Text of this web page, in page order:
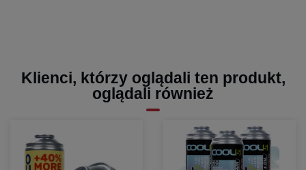
Klienci, którzy oglądali ten produkt,
oglądali również